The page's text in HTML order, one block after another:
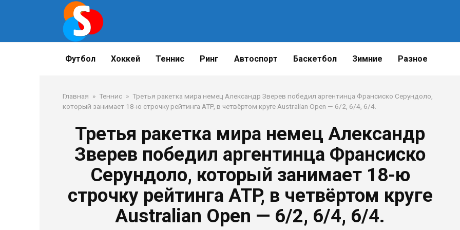
Футбол Хоккей Теннис Ринг Автоспорт Баскетбол Зимние Разное
Главная » Теннис » Третья ракетка мира немец Александр Зверев победил аргентинца Франсиско Серундоло,
который занимает 18-ю строчку рейтинга ATP, в четвёртом круге Australian Open — 6/2, 6/4, 6/4.
Третья ракетка мира немец Александр
Зверев победил аргентинца Франсиско
Серундоло, который занимает 18-ю
строчку рейтинга ATP, в четвёртом круге
Australian Open — 6/2, 6/4, 6/4.